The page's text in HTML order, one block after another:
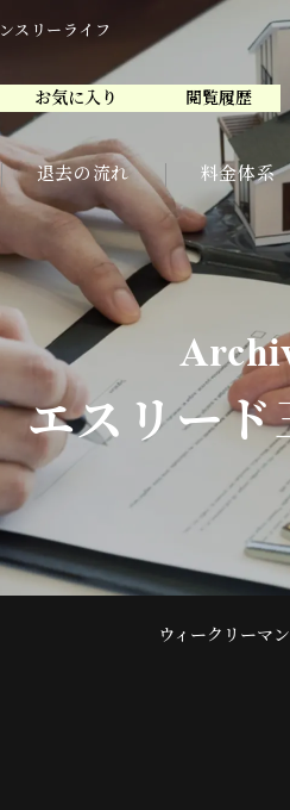
スリーライフ
お気に入り 閲覧履歴
退去の流れ 料金体系
お気に入り
エスリード
ウィークリーマ